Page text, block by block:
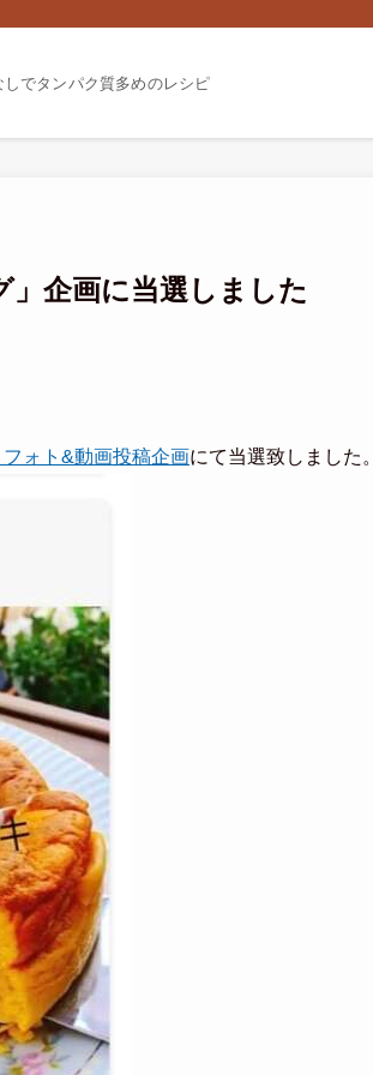
でタンパク質多めのレシピ
」企画に当選しました
フォト&動画投稿企画にて当選致しました。